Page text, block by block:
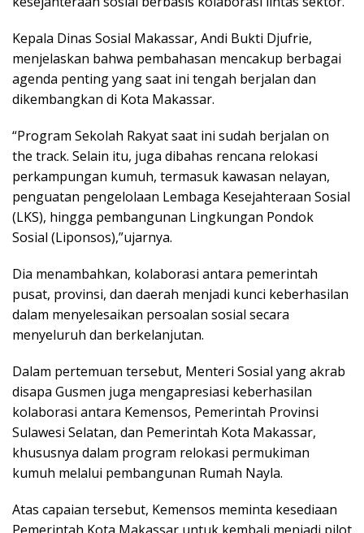
Kepala Dinas Sosial Makassar, Andi Bukti Djufrie,
menjelaskan bahwa pembahasan mencakup berbagai
agenda penting yang saat ini tengah berjalan dan
dikembangkan di Kota Makassar.
“Program Sekolah Rakyat saat ini sudah berjalan on
the track. Selain itu, juga dibahas rencana relokasi
perkampungan kumuh, termasuk kawasan nelayan,
penguatan pengelolaan Lembaga Kesejahteraan Sosial
(LKS), hingga pembangunan Lingkungan Pondok
Sosial (Liponsos),”ujarnya.
Dia menambahkan, kolaborasi antara pemerintah
pusat, provinsi, dan daerah menjadi kunci keberhasilan
dalam menyelesaikan persoalan sosial secara
menyeluruh dan berkelanjutan.
Dalam pertemuan tersebut, Menteri Sosial yang akrab
disapa Gusmen juga mengapresiasi keberhasilan
kolaborasi antara Kemensos, Pemerintah Provinsi
Sulawesi Selatan, dan Pemerintah Kota Makassar,
khususnya dalam program relokasi permukiman
kumuh melalui pembangunan Rumah Nayla.
Atas capaian tersebut, Kemensos meminta kesediaan